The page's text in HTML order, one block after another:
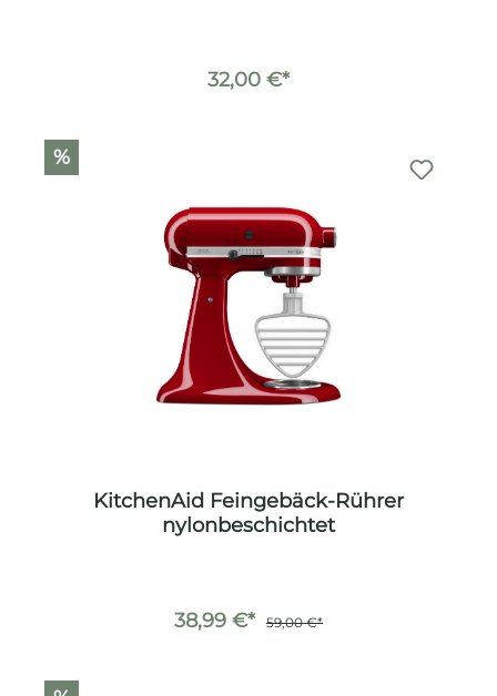
32,00 €*
%
KitchenAid Feingebäck-Rührer
nylonbeschichtet
38,99 €* 59,00 €*